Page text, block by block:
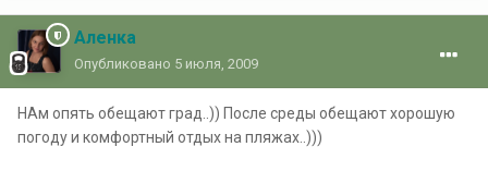
Аленка
Опубликовано 5 июля, 2009
НАм опять обещают град..)) После среды обещают хорошую
погоду и комфортный отдых на пляжах..)))